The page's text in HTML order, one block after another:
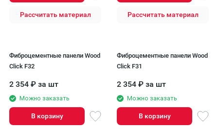
Рассчитать материал Рассчитать материал
Фиброцементные панели Wood
Click F32
2 354 ₽ за шт
Можно заказать
В корзину
Фиброцементные панели Wood
Click F31
2 354 ₽ за шт
Можно заказать
В корзину